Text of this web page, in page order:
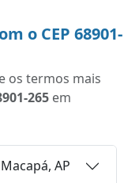
o CEP 68901-
os termos mais
265 em
AP